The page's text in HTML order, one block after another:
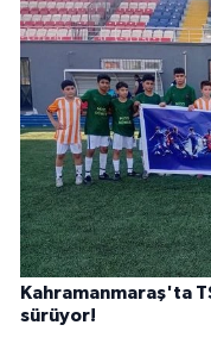
Kahramanmaraş'ta
sürüyor!